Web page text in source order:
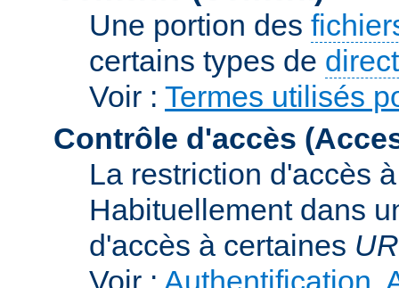
Une portion des
certains types de
Voir : Termes utilisés
Contrôle d'accès
La restriction d'accès
Habituellement dans
d'accès à certaines
Voir : Authentification,